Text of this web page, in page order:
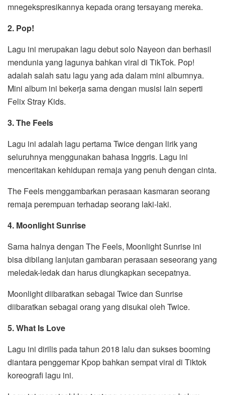
mnegekspresikannya kepada orang tersayang mereka.
2. Pop!
Lagu ini merupakan lagu debut solo Nayeon dan berhasil
mendunia yang lagunya bahkan viral di TikTok. Pop!
adalah salah satu lagu yang ada dalam mini albumnya.
Mini album ini bekerja sama dengan musisi lain seperti
Felix Stray Kids.
3. The Feels
Lagu ini adalah lagu pertama Twice dengan lirik yang
seluruhnya menggunakan bahasa Inggris. Lagu ini
menceritakan kehidupan remaja yang penuh dengan cinta.
The Feels menggambarkan perasaan kasmaran seorang
remaja perempuan terhadap seorang laki-laki.
4. Moonlight Sunrise
Sama halnya dengan The Feels, Moonlight Sunrise ini
bisa dibilang lanjutan gambaran perasaan seseorang yang
meledak-ledak dan harus diungkapkan secepatnya.
Moonlight diibaratkan sebagai Twice dan Sunrise
diibaratkan sebagai orang yang disukai oleh Twice.
5. What Is Love
Lagu ini dirilis pada tahun 2018 lalu dan sukses booming
diantara penggemar Kpop bahkan sempat viral di Tiktok
koreografi lagu ini.